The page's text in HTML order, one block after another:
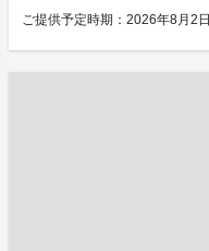
ご提供予定時期：2026年8月2日